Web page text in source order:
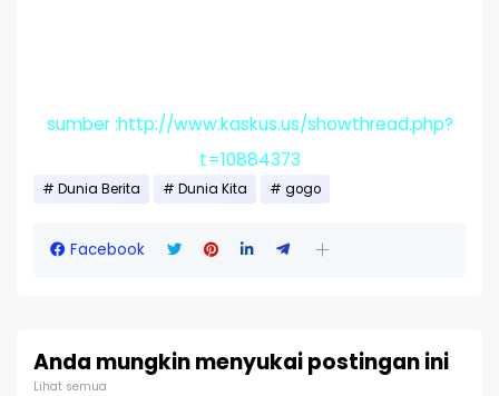
sumber :http://www.kaskus.us/showthread.php?
t=10884373
Dunia Berita Dunia Kita gogo
Facebook
Anda mungkin menyukai postingan ini
Lihat semua